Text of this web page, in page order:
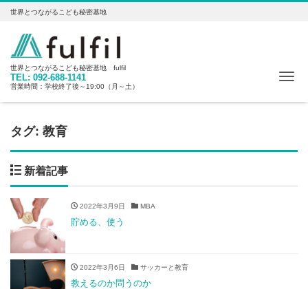
世界とつながるこども秘密基地
世界とつながるこども秘密基地 fulfil
TEL: 092-688-1141
営業時間：学校終了後～19:00（月～土）
タグ: 教育
新着記事
2022年3月9日 MBA
貯める、使う
2022年3月6日 サッカーと教育
教えるのか問うのか